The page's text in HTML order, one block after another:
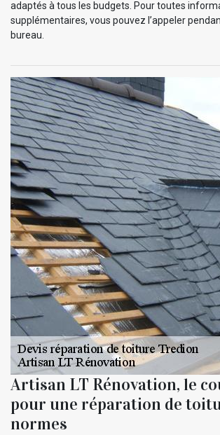
adaptés à tous les budgets. Pour toutes
supplémentaires, vous pouvez l’appeler
bureau.
Artisan LT Rénovation, le
pour une réparation de
normes